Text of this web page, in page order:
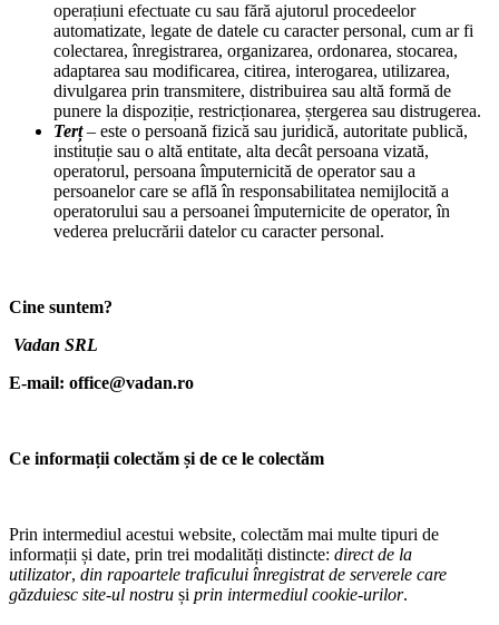
operațiuni efectuate cu sau fără ajutorul procedeelor
automatizate, legate de datele cu caracter personal, cum ar fi
colectarea, înregistrarea, organizarea, ordonarea, stocarea,
adaptarea sau modificarea, citirea, interogarea, utilizarea,
divulgarea prin transmitere, distribuirea sau altă formă de
punere la dispoziție, restricționarea, ștergerea sau distrugerea.
Terț – este o persoană fizică sau juridică, autoritate publică,
instituție sau o altă entitate, alta decât persoana vizată,
operatorul, persoana împuternicită de operator sau a
persoanelor care se află în responsabilitatea nemijlocită a
operatorului sau a persoanei împuternicite de operator, în
vederea prelucrării datelor cu caracter personal.
Cine suntem?
Vadan SRL
E-mail: office@vadan.ro
Ce informații colectăm și de ce le colectăm
Prin intermediul acestui website, colectăm mai multe tipuri de
informații și date, prin trei modalități distincte: direct de la
utilizator, din rapoartele traficului înregistrat de serverele care
găzduiesc site-ul nostru și prin intermediul cookie-urilor.